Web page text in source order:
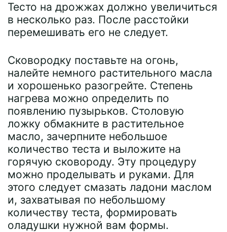
Тесто на дрожжах должно увеличиться
в несколько раз. После расстойки
перемешивать его не следует.
Сковородку поставьте на огонь,
налейте немного растительного масла
и хорошенько разогрейте. Степень
нагрева можно определить по
появлению пузырьков. Столовую
ложку обмакните в растительное
масло, зачерпните небольшое
количество теста и выложите на
горячую сковороду. Эту процедуру
можно проделывать и руками. Для
этого следует смазать ладони маслом
и, захватывая по небольшому
количеству теста, формировать
оладушки нужной вам формы.